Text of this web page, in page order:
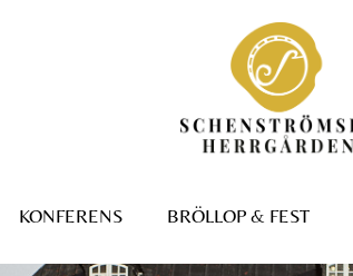
KONFERENS BRÖLLOP & FEST